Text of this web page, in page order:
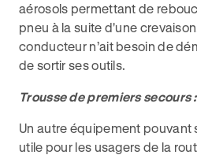
aérosols permettant de
pneu à la suite d'une
conducteur n’ait besoin de
de sortir ses outils.
Trousse de premiers secours :
Un autre équipement pouvant
utile pour les usagers de la